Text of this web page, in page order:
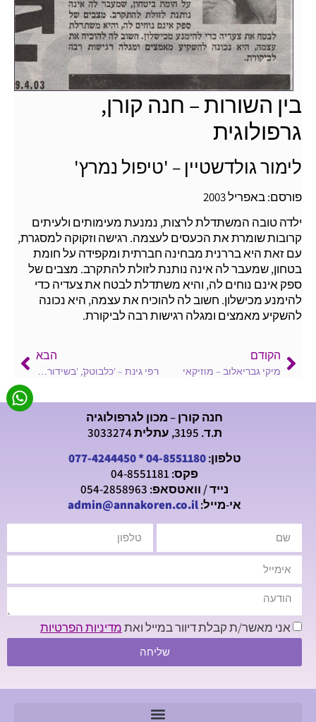
בין השורות – חנה קורן,
גרפולוגית
לימור גולדשטיין – 'טיפול נמרץ'
פורסם: באפריל 2003
ילדה טובה המשתדלת לרצות, נמנעת מעימותים ולעיתים
קרובות שומרת את הכעסים לעצמה. רגישה וזקוקה למסגרת,
עם זאת היא בררנית מבחינה חברתית ומקפידה על חומת
בטחון, שמעבר לה אינה נותנת לזולת להתקרב. מצבים של
ספק אינם נוחים לה, והיא משתדלת לבטח את צעדיה כדי
להימנע מכישלון. חשוב לה להוכיח את עצמה, היא נכונה
להשקיע מאמצים ומגלה רגישות רבה לביקורת.
הקודם
מיקי גבריאלוב – מוזיקאי
הבא
רפי גינת – 'כלבוטק', 'בשידור חוקר'
חנה קורן – מכון לגרפולוגיה
ת.ד. 3195, עתלית 3033274
טלפון:04-8551180
*
077-4244450
פקס: 04-8551181
נייד / וואטסאפ: 054-2858963
אי-מייל:admin@annakoren.co.il
אני מאשר/ת קבלת דיוור במייל ואתמדיניות הפרטיות
שליחה